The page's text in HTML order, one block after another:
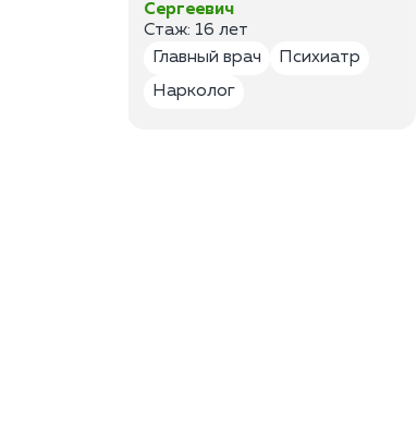
Сергеевич
Стаж: 16 лет
Главный врач
Психиатр
Нарколог